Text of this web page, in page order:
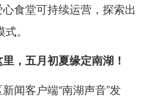
食堂可持续运营，探索出
。
，五月初夏缘定南湖！
客户端“南湖声音”发